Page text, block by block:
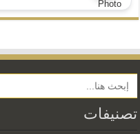
Search Button
تصنيفات